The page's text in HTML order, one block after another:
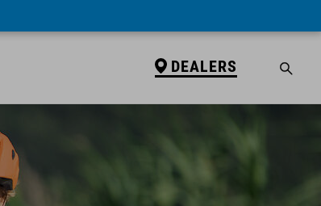
DEALERS